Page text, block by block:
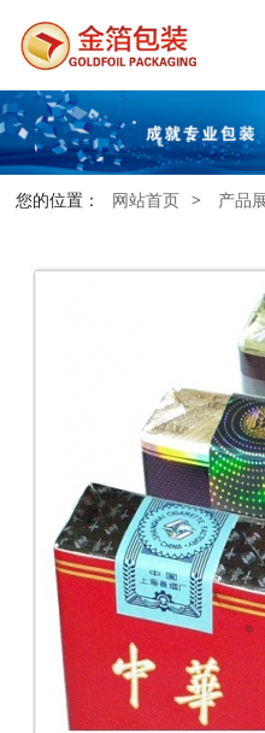
您的位置： 网站首页 > 产品